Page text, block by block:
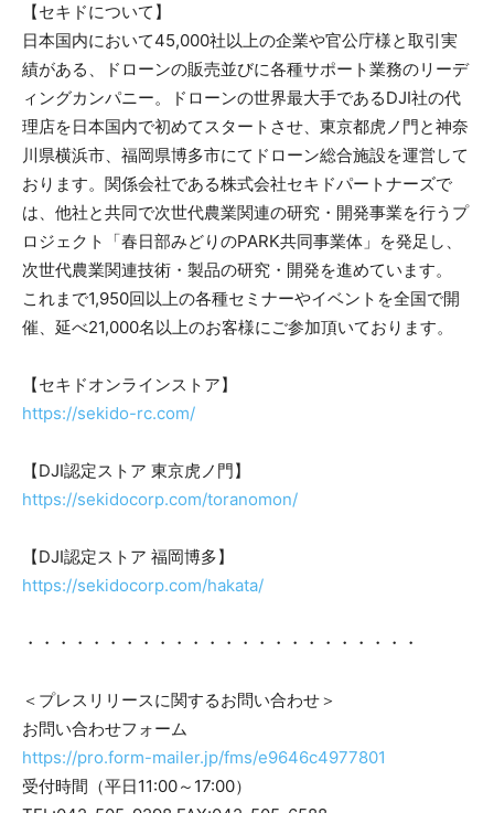
【セキドについて】
日本国内において45,000社以上の企業や官公庁様と取引実
績がある、ドローンの販売並びに各種サポート業務のリーデ
ィングカンパニー。ドローンの世界最大手であるDJI社の代
理店を日本国内で初めてスタートさせ、東京都虎ノ門と神奈
川県横浜市、福岡県博多市にてドローン総合施設を運営して
おります。関係会社である株式会社セキドパートナーズで
は、他社と共同で次世代農業関連の研究・開発事業を行うプ
ロジェクト「春日部みどりのPARK共同事業体」を発足し、
次世代農業関連技術・製品の研究・開発を進めています。
これまで1,950回以上の各種セミナーやイベントを全国で開
催、延べ21,000名以上のお客様にご参加頂いております。
【セキドオンラインストア】
https://sekido-rc.com/
【DJI認定ストア 東京虎ノ門】
https://sekidocorp.com/toranomon/
【DJI認定ストア 福岡博多】
https://sekidocorp.com/hakata/
・・・・・・・・・・・・・・・・・・・・・・・・
＜プレスリリースに関するお問い合わせ＞
お問い合わせフォーム
https://pro.form-mailer.jp/fms/e9646c4977801
受付時間（平日11:00～17:00）